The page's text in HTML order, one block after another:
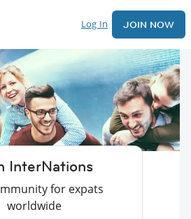
Log In JOIN NOW
InterNations
for expats
worldwide